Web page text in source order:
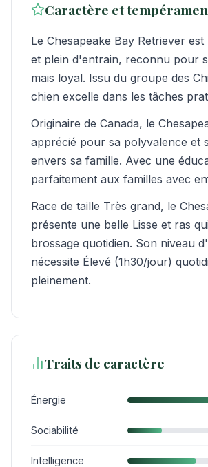
Caractère et
Le Chesapeake Bay Retriever
et plein d'entrain, reconnu pour
mais loyal. Issu du groupe des
chien excelle dans les tâches
Originaire de Canada, le
apprécié pour sa polyvalence et
envers sa famille. Avec une
parfaitement aux familles avec
Race de taille Très grand, le
présente une belle Lisse et ras
brossage quotidien. Son niveau
nécessite Élevé (1h30/jour)
pleinement.
Traits de caractère
Énergie
Sociabilité
Intelligence